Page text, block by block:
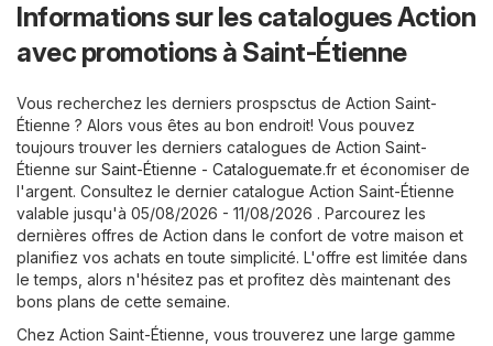
Informations sur les catalogues Action
avec promotions à Saint-Étienne
Vous recherchez les derniers prospsctus de Action Saint-
Étienne ? Alors vous êtes au bon endroit! Vous pouvez
toujours trouver les derniers catalogues de Action Saint-
Étienne sur Saint-Étienne - Cataloguemate.fr et économiser de
l'argent. Consultez le dernier catalogue Action Saint-Étienne
valable jusqu'à 05/08/2026 - 11/08/2026 . Parcourez les
dernières offres de Action dans le confort de votre maison et
planifiez vos achats en toute simplicité. L'offre est limitée dans
le temps, alors n'hésitez pas et profitez dès maintenant des
bons plans de cette semaine.
Chez Action Saint-Étienne, vous trouverez une large gamme